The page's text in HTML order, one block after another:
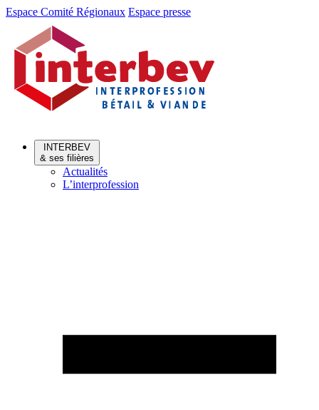
Aller
Aller
contenu
Espace Comité Régionaux Espace presse
INTERBEV
& ses filières
Actualités
L’interprofession